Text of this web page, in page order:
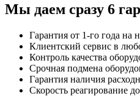
Мы даем сразу 6
Гарантия от 1-го года на
Клиентский сервис в
Контроль качества
Срочная подмена
Гарантия наличия
Скорость реагирование